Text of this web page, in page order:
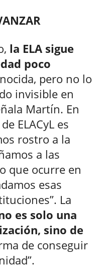
la ELA sigue
poco
pero no lo
invisible en
Martín. En
ELACyL es
rostro a la
a las
que ocurre en
esas
La
es solo una
sino de
de conseguir